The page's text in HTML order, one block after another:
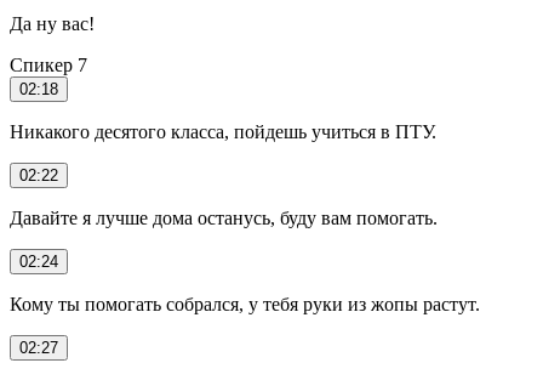
Да ну вас!
Спикер 7
02:18
Никакого десятого класса, пойдешь учиться в ПТУ.
02:22
Давайте я лучше дома останусь, буду вам помогать.
02:24
Кому ты помогать собрался, у тебя руки из жопы растут.
02:27